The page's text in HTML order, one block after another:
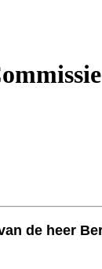
de heer